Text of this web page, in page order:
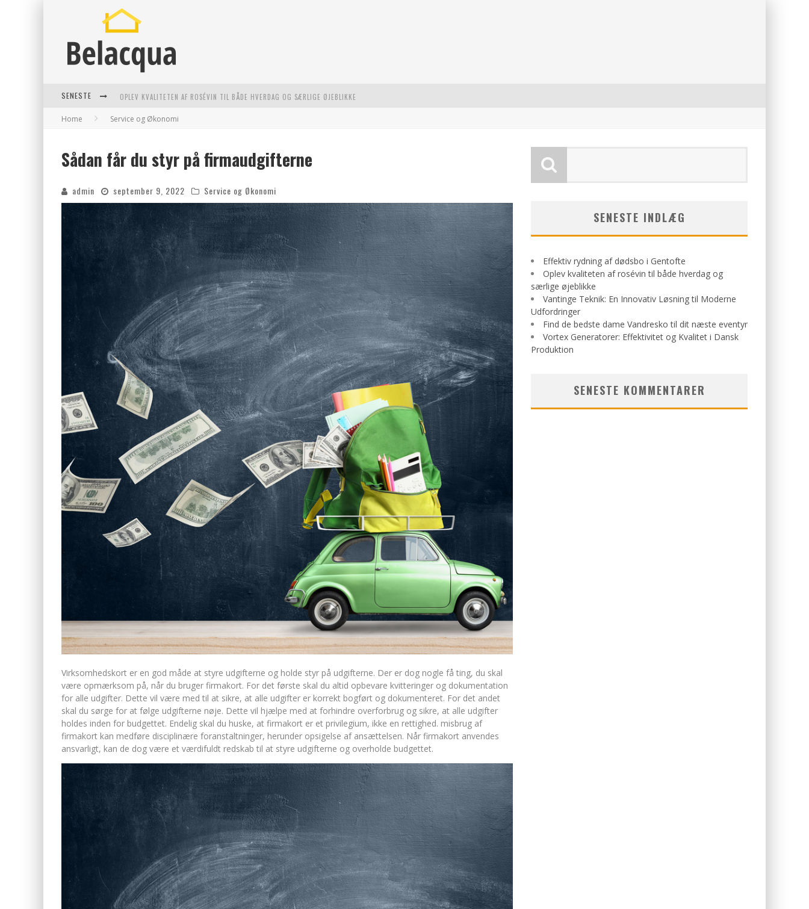
SENESTE OPLEV KVALITETEN AF ROSÉVIN TIL BÅDE HVERDAG OG SÆRLIGE ØJEBLIKKE
VANTINGE TEKNIK: EN INNOVATIV LØSNING TIL MODERNE UDFORDRINGER
EFFEKTIV RYDNING AF DØDSBO I GENTOFTE
Home Service og Økonomi
Sådan får du styr på firmaudgifterne
admin september 9, 2022 Service og Økonomi
Virksomhedskort er en god måde at styre udgifterne og holde styr på udgifterne. Der er dog nogle få ting, du skal
være opmærksom på, når du bruger firmakort. For det første skal du altid opbevare kvitteringer og dokumentation
for alle udgifter. Dette vil være med til at sikre, at alle udgifter er korrekt bogført og dokumenteret. For det andet
skal du sørge for at følge udgifterne nøje. Dette vil hjælpe med at forhindre overforbrug og sikre, at alle udgifter
holdes inden for budgettet. Endelig skal du huske, at firmakort er et privilegium, ikke en rettighed. misbrug af
firmakort kan medføre disciplinære foranstaltninger, herunder opsigelse af ansættelsen. Når firmakort anvendes
ansvarligt, kan de dog være et værdifuldt redskab til at styre udgifterne og overholde budgettet.
SENESTE INDLÆG
Effektiv rydning af dødsbo i Gentofte
Oplev kvaliteten af rosévin til både hverdag og
særlige øjeblikke
Vantinge Teknik: En Innovativ Løsning til Moderne
Udfordringer
Find de bedste dame Vandresko til dit næste eventyr
Vortex Generatorer: Effektivitet og Kvalitet i Dansk
Produktion
SENESTE KOMMENTARER